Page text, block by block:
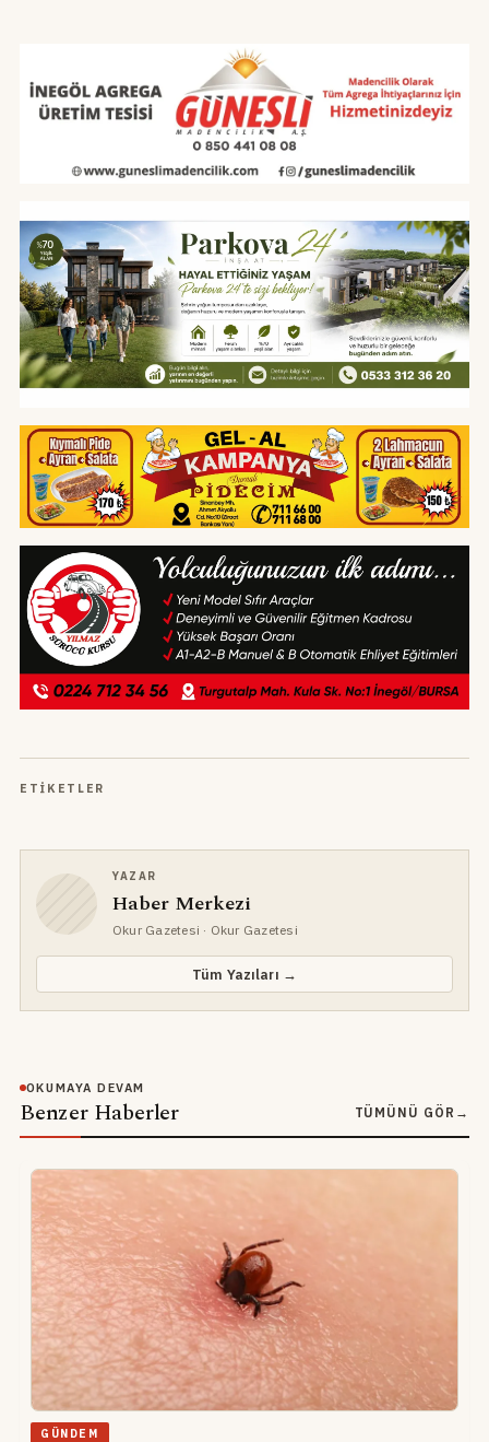
ETIKETLER
YAZAR
Haber Merkezi
Okur Gazetesi · Okur Gazetesi
Tüm Yazıları →
OKUMAYA DEVAM
Benzer Haberler TÜMÜNÜ GÖR →
GÜNDEM